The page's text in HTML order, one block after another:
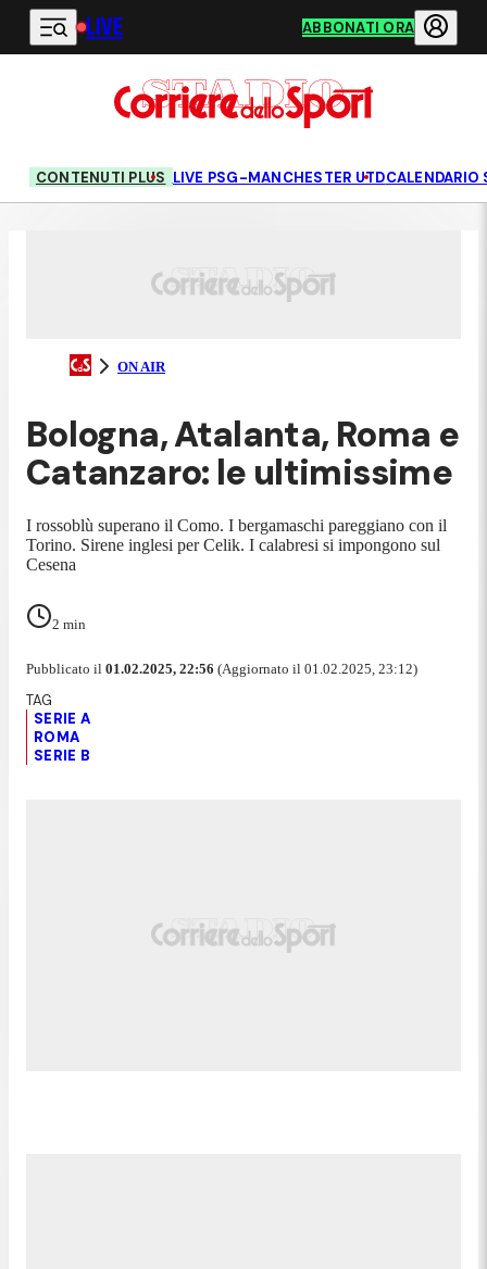
Vai al contenuto principale
LIVE ABBONATI ORA
CONTENUTI PLUS LIVE PSG-MANCHESTER UTDCALENDARIO
ON AIR
Bologna, Atalanta, Roma e
Catanzaro: le ultimissime
I rossoblù superano il Como. I bergamaschi pareggiano con il
Torino. Sirene inglesi per Celik. I calabresi si impongono sul
Cesena
2 min
Pubblicato il 01.02.2025, 22:56 (Aggiornato il 01.02.2025, 23:12)
SERIE A
ROMA
SERIE B